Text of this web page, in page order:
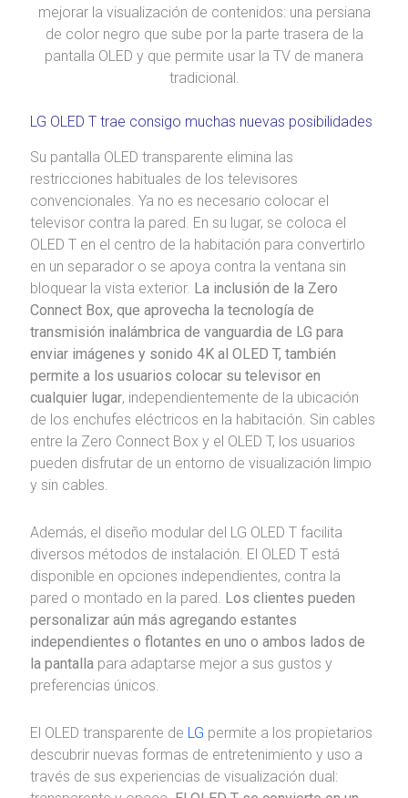
mejorar la visualización de contenidos: una persiana
de color negro que sube por la parte trasera de la
pantalla OLED y que permite usar la TV de manera
tradicional.
LG OLED T trae consigo muchas nuevas posibilidades
Su pantalla OLED transparente elimina las
restricciones habituales de los televisores
convencionales. Ya no es necesario colocar el
televisor contra la pared. En su lugar, se coloca el
OLED T en el centro de la habitación para convertirlo
en un separador o se apoya contra la ventana sin
bloquear la vista exterior. La inclusión de la Zero
Connect Box, que aprovecha la tecnología de
transmisión inalámbrica de vanguardia de LG para
enviar imágenes y sonido 4K al OLED T, también
permite a los usuarios colocar su televisor en
cualquier lugar, independientemente de la ubicación
de los enchufes eléctricos en la habitación. Sin cables
entre la Zero Connect Box y el OLED T, los usuarios
pueden disfrutar de un entorno de visualización limpio
y sin cables.
Además, el diseño modular del LG OLED T facilita
diversos métodos de instalación. El OLED T está
disponible en opciones independientes, contra la
pared o montado en la pared. Los clientes pueden
personalizar aún más agregando estantes
independientes o flotantes en uno o ambos lados de
la pantalla para adaptarse mejor a sus gustos y
preferencias únicos.
El OLED transparente de LG permite a los propietarios
descubrir nuevas formas de entretenimiento y uso a
través de sus experiencias de visualización dual: